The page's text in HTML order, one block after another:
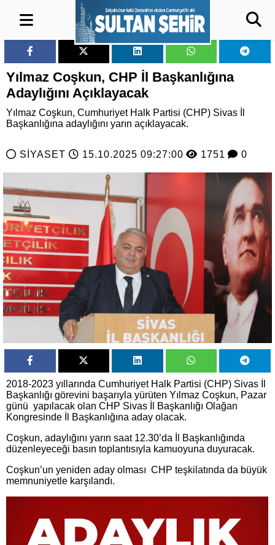
Yılmaz Coşkun, CHP İl Başkanlığına
Adaylığını Açıklayacak
Yılmaz Coşkun, Cumhuriyet Halk Partisi (CHP) Sivas İl
Başkanlığına adaylığını yarın açıklayacak.
SİYASET 15.10.2025 09:27:00 1751 0
2018-2023 yıllarında Cumhuriyet Halk Partisi (CHP) Sivas İl
Başkanlığı görevini başarıyla yürüten Yılmaz Coşkun, Pazar
günü yapılacak olan CHP Sivas İl Başkanlığı Olağan
Kongresinde İl Başkanlığına aday olacak.
Coşkun, adaylığını yarın saat 12.30’da İl Başkanlığında
düzenleyeceği basın toplantısıyla kamuoyuna duyuracak.
Coşkun’un yeniden aday olması CHP teşkilatında da büyük
memnuniyetle karşılandı.